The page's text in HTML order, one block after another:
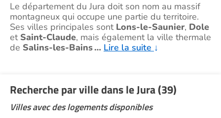
Le département du Jura doit son nom au massif
montagneux qui occupe une partie du territoire.
Ses villes principales sont Lons-le-Saunier, Dole
et Saint-Claude, mais également la ville thermale
de Salins-les-Bains… Lire la suite ↓
Recherche par ville dans le Jura (39)
Villes avec des logements disponibles